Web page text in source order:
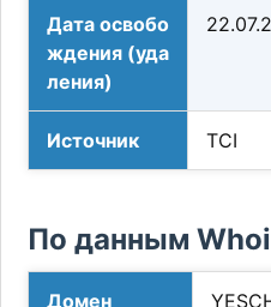
Дата освобо
ждения (уда
ления)
Источник TCI
По данным
Домен